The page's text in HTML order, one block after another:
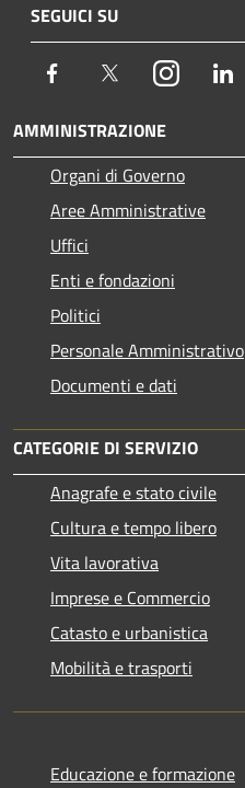
SEGUICI SU
Facebook TwitterInstagram
AMMINISTRAZIONE
Organi di Governo
Aree Amministrative
Uffici
Enti e fondazioni
Politici
Personale Amministrativo
Documenti e dati
CATEGORIE DI SERVIZIO
Anagrafe e stato civile
Cultura e tempo libero
Vita lavorativa
Imprese e Commercio
Catasto e urbanistica
Mobilità e trasporti
Educazione e formazione